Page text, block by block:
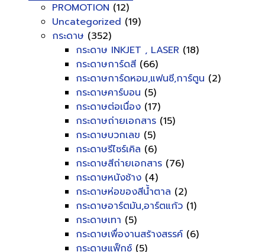
PROMOTION (12)
Uncategorized (19)
กระดาษ (352)
กระดาษ INKJET , LASER (18)
กระดาษการ์ดสี (66)
กระดาษการ์ดหอม,แฟนซี,การ์ตูน (2)
กระดาษคาร์บอน (5)
กระดาษต่อเนื่อง (17)
กระดาษถ่ายเอกสาร (15)
กระดาษบวกเลข (5)
กระดาษรีไซร์เคิล (6)
กระดาษสีถ่ายเอกสาร (76)
กระดาษหนังช้าง (4)
กระดาษห่อของสีน้ำตาล (2)
กระดาษอาร์ตมัน,อาร์ตแก้ว (1)
กระดาษเทา (5)
กระดาษเพื่องานสร้างสรรค์ (6)
กระดาษแฟ็กซ์ (5)